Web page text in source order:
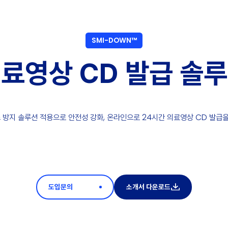
SMI-DOWN™
영상 CD 발급 솔
방지 솔루션 적용으로 안전성 강화, 온라인으로 24시간 의료영상 CD 발급
도입문의 소개서 다운로드